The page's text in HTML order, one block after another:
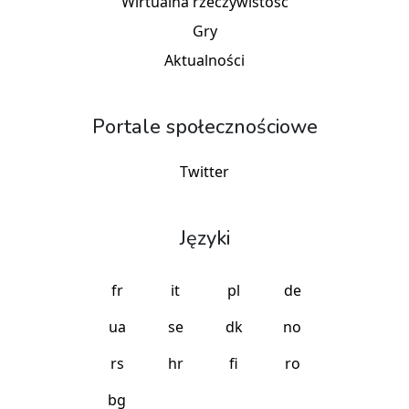
Gry
Aktualności
Portale społecznościowe
Twitter
Języki
fr it pl
de
ua
se dk
no
rs
hr fi
ro
bg